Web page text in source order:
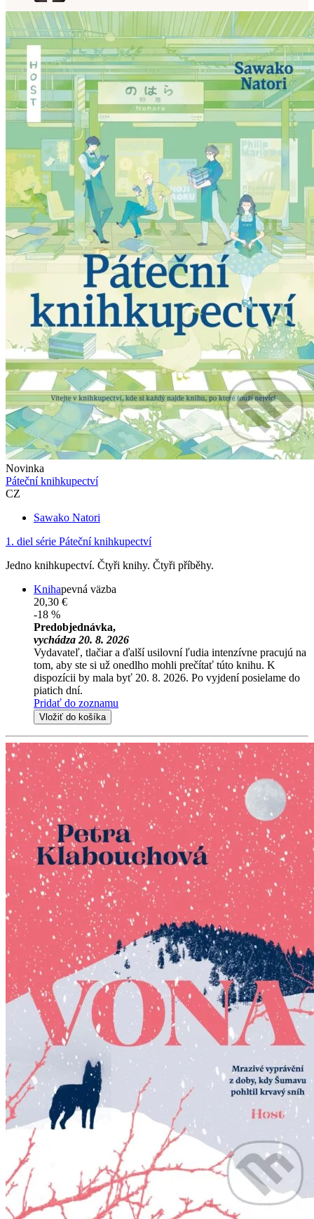
Novinka
Páteční knihkupectví
CZ
Sawako Natori
1. diel série Páteční knihkupectví
Jedno knihkupectví. Čtyři knihy. Čtyři příběhy.
Knihapevná väzba
20,30 €
-18 %
Predobjednávka,
vychádza 20. 8. 2026
Vydavateľ, tlačiar a ďalší usilovní ľudia intenzívne pracujú na
tom, aby ste si už onedlho mohli prečítať túto knihu. K
dispozícii by mala byť 20. 8. 2026. Po vyjdení posielame do
piatich dní.
Pridať do zoznamu
Vložiť do košíka